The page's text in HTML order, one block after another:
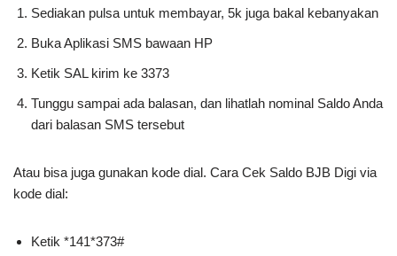
Sediakan pulsa untuk membayar, 5k juga bakal kebanyakan
Buka Aplikasi SMS bawaan HP
Ketik SAL kirim ke 3373
Tunggu sampai ada balasan, dan lihatlah nominal Saldo Anda
dari balasan SMS tersebut
Atau bisa juga gunakan kode dial. Cara Cek Saldo BJB Digi via
kode dial:
Ketik *141*373#